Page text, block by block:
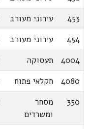
453
עירוני מעורב
454
עירוני מעורב
4004
תעסוקה
4080
חקלאי פתוח
350
מסחר
ומשרדים